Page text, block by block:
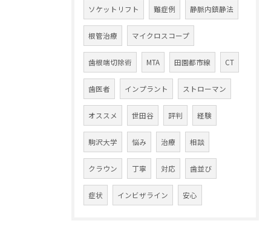
ソケットリフト 難症例 静脈内鎮静法
根管治療 マイクロスコープ
歯根端切除術 MTA 田園都市線 CT
歯医者 インプラント ストローマン
オススメ 世田谷 評判 経験
駒沢大学 悩み 治療 相談
クラウン 丁寧 対応 歯並び
症状 インビザライン 安心